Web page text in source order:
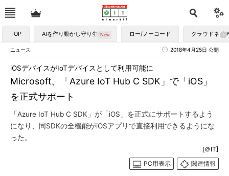
TOP AIを作り動かし守り生かす ロー/ノーコード クラウドネイ
ニュース 2018年4月25日 公開
Microsoft、「Azure IoT Hub C SDK」で「iOS」
を正式サポート
iOSデバイスがIoTデバイスとして利用可能に
「Azure IoT Hub C SDK」が「iOS」を正式にサポートするよう
になり、同SDKの全機能がiOSアプリで直接利用できるようにな
った。
[＠IT]
PC用表示
関連情報